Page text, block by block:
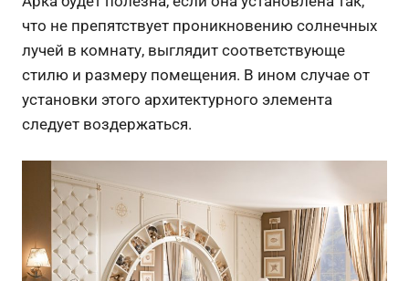
что не препятствует проникновению солнечных
лучей в комнату, выглядит соответствующе
стилю и размеру помещения. В ином случае от
установки этого архитектурного элемента
следует воздержаться.